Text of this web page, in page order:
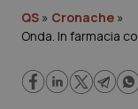
Cronache
QS » Cronache »
Onda. In farmacia